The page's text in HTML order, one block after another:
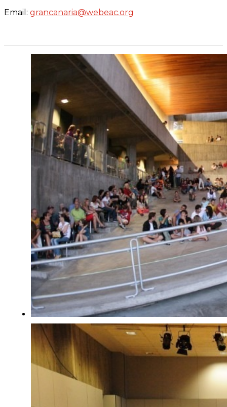
Email: grancanaria@webeac.org